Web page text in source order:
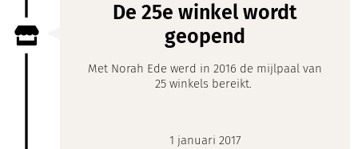
De 25e winkel wordt
geopend
Met Norah Ede werd in 2016 de mijlpaal van
25 winkels bereikt.
1 januari 2017